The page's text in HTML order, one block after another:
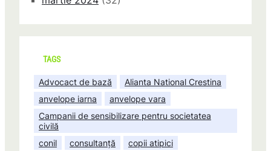
TAGS
Advocact de bază
Alianta National Crestina
anvelope iarna
anvelope vara
Campanii de sensibilizare pentru societatea
civilă
conil
consultanță
copii atipici